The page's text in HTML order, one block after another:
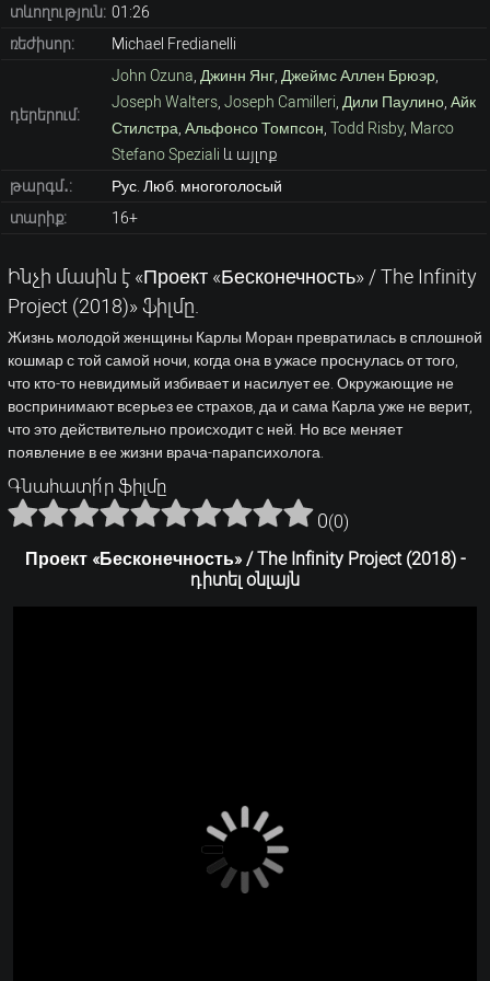
տևողություն: 01:26
ռեժիսոր:
Michael Fredianelli
դերերում:
John Ozuna Джинн Янг, Джеймс Аллен Брюэр,
Joseph Walters, Joseph Camilleri Дили Паулино, Айк
Стилстра Альфонсо Томпсон Todd Risby, Marco
Stefano Speziali և այլոք
թարգմ․:
Рус. Люб. многоголосый
տարիք:
16+
Ինչի մասին է «Проект «Бесконечность» / The Infinity
Project (2018)» ֆիլմը.
Жизнь молодой женщины Карлы Моран превратилась в сплошной
кошмар с той самой ночи, когда она в ужасе проснулась от того,
что кто-то невидимый избивает и насилует ее. Окружающие не
воспринимают всерьез ее страхов, да и сама Карла уже не верит,
что это действительно происходит с ней. Но все меняет
появление в ее жизни врача-парапсихолога.
Գնահատի՛ր ֆիլմը
0(0)
Проект «Бесконечность» / The Infinity Project (2018) -
դիտել օնլայն